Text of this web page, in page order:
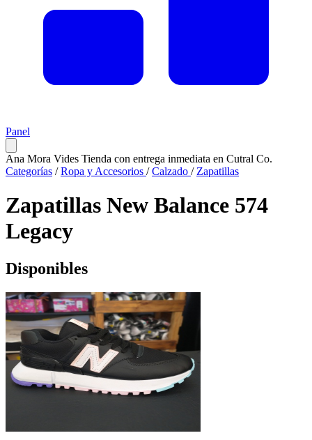
Panel
Ana Mora Vides Tienda con entrega inmediata en Cutral Co.
Categorías / Ropa y Accesorios / Calzado / Zapatillas
Zapatillas New Balance 574
Legacy
Disponibles